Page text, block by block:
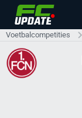
Voetbalcompetities